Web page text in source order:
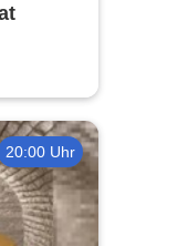
20:00 Uhr